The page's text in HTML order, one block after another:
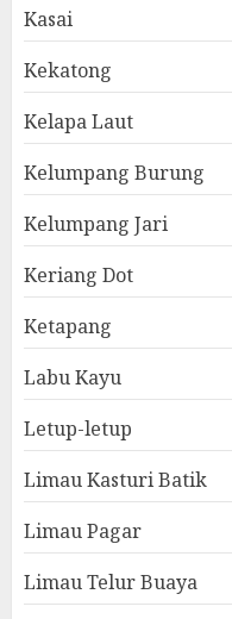
Kasai
Kekatong
Kelapa Laut
Kelumpang Burung
Kelumpang Jari
Keriang Dot
Ketapang
Labu Kayu
Letup-letup
Limau Kasturi Batik
Limau Pagar
Limau Telur Buaya